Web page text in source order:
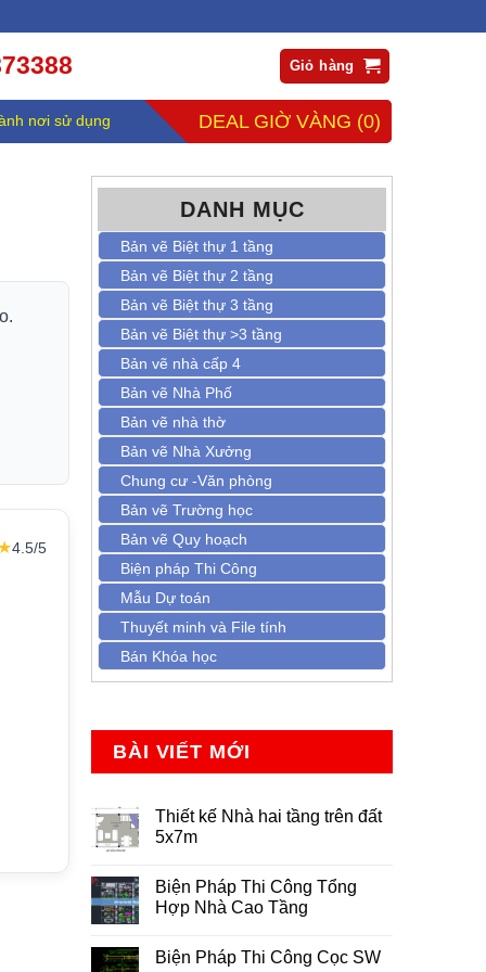
Giỏ hàng
nơi sử dụng DEAL GIỜ VÀNG (0)
4.5/5
DANH MỤC
Bản vẽ Biệt thự 1 tầng
Bản vẽ Biệt thự 2 tầng
Bản vẽ Biệt thự 3 tầng
Bản vẽ Biệt thự >3 tầng
Bản vẽ nhà cấp 4
Bản vẽ Nhà Phố
Bản vẽ nhà thờ
Bản vẽ Nhà Xưởng
Chung cư -Văn phòng
Bản vẽ Trường học
Bản vẽ Quy hoạch
Biện pháp Thi Công
Mẫu Dự toán
Thuyết minh và File tính
Bán Khóa học
BÀI VIẾT MỚI
Thiết kế Nhà hai tầng trên đất
5x7m
bình
luận
ở
Nhà
Biện Pháp Thi Công Tổng
Hợp Nhà Cao Tầng
bình
Biện Pháp Thi Công Cọc SW